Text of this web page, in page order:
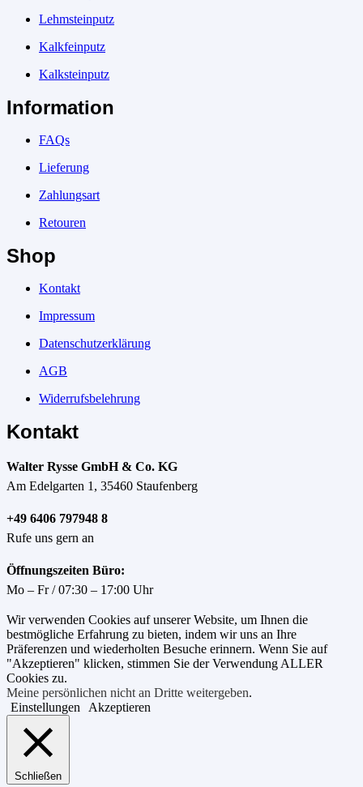
Lehmsteinputz
Kalkfeinputz
Kalksteinputz
Information
FAQs
Lieferung
Zahlungsart
Retouren
Shop
Kontakt
Impressum
Datenschutzerklärung
AGB
Widerrufsbelehrung
Kontakt
Walter Rysse GmbH & Co. KG
Am Edelgarten 1, 35460 Staufenberg
+49 6406 797948 8
Rufe uns gern an
Öffnungszeiten Büro:
Mo – Fr / 07:30 – 17:00 Uhr
Wir verwenden Cookies auf unserer Website, um Ihnen die
bestmögliche Erfahrung zu bieten, indem wir uns an Ihre
Präferenzen und wiederholten Besuche erinnern. Wenn Sie auf
"Akzeptieren" klicken, stimmen Sie der Verwendung ALLER
Cookies zu.
Meine persönlichen nicht an Dritte weitergeben.
Einstellungen
Akzeptieren
Schließen